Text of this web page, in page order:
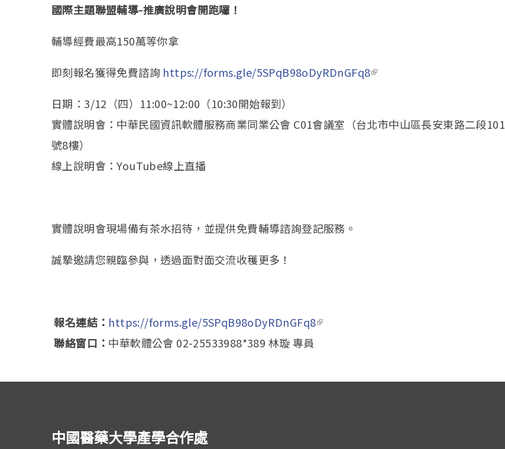
國際主題聯盟輔導-推廣說明會開跑囉！
輔導經費最高150萬等你拿
即刻報名獲得免費諮詢 https://forms.gle/5SPqB98oDyRDnGFq8(link is external)
日期：3/12（四）11:00~12:00（10:30開始報到）
實體說明會：中華民國資訊軟體服務商業同業公會 C01會議室（台北市中山區長安東路二段101
號8樓）
線上說明會：YouTube線上直播
實體說明會現場備有茶水招待，並提供免費輔導諮詢登記服務。
誠摯邀請您親臨參與，透過面對面交流收穫更多！
報名連結： https://forms.gle/5SPqB98oDyRDnGFq8(link is external)
聯絡窗口： 中華軟體公會 02-25533988*389 林璇 專員
中國醫藥大學產學合作處